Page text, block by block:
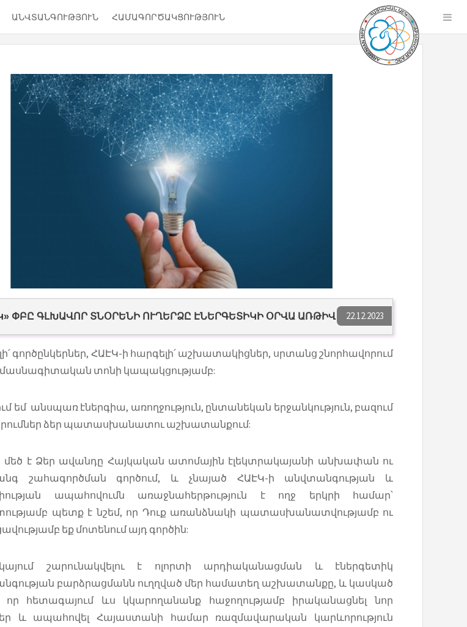
ԱՆՎՏԱՆԳՈՒԹՅՈՒՆ ՀԱՄԱԳՈՐԾԱԿՑՈՒԹՅՈՒՆ
22.12.2023
ՓԲԸ ԳԼԽԱՎՈՐ ՏՆՕՐԵՆԻ ՈՒՂԵՐՁԸ ԷՆԵՐԳԵՏԻԿԻ ՕՐՎԱ ԱՌԹԻՎ
գործընկերներ, ՀԱԷԿ-ի հարգելի՛ աշխատակիցներ, սրտանց շնորհավորում
մասնագիտական տոնի կապակցությամբ:
եմ անսպառ էներգիա, առողջություն, ընտանեկան երջանկություն, բազում
ձեր պատասխանատու աշխատանքում:
մեծ է Ձեր ավանդը Հայկական ատոմային էլեկտրակայանի անխափան ու
շահագործման գործում, և չնայած ՀԱԷԿ-ի անվտանգության և
ապահովումն առաջնահերթություն է ողջ երկրի համար՝
պետք է նշեմ, որ Դուք առանձնակի պատասխանատվությամբ ու
եք մոտենում այդ գործին:
շարունակվելու է ոլորտի արդիականացման և էներգետիկ
բարձրացմանն ուղղված մեր համատեղ աշխատանքը, և կասկած
որ հետագայում ևս կկարողանանք հաջողությամբ իրականացնել նոր
և ապահովել Հայաստանի համար ռազմավարական կարևորություն